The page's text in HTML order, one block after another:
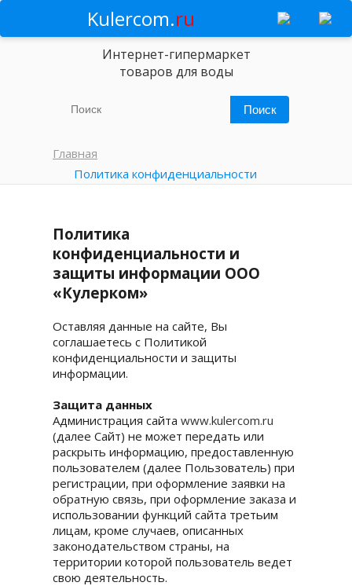
Kulercom.ru
Интернет-гипермаркет
товаров для воды
Главная
Политика конфиденциальности
Политика
конфиденциальности и
защиты информации OOO
«Кулерком»
Оставляя данные на сайте, Вы
соглашаетесь с Политикой
конфиденциальности и защиты
информации.
Защита данных
Администрация сайтаwww.kulercom.ru
(далее Сайт) не может передать или
раскрыть информацию, предоставленную
пользователем (далее Пользователь) при
регистрации, при оформление заявки на
обратную связь, при оформление заказа и
использовании функций сайта третьим
лицам, кроме случаев, описанных
законодательством страны, на
территории которой пользователь ведет
свою деятельность.